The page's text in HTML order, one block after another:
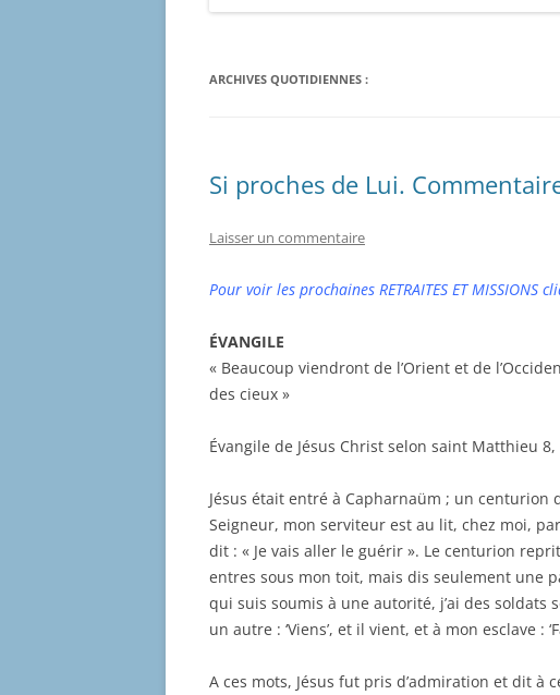
ARCHIVES QUOTIDIENNES :
Si proches de Lui.
Laisser un commentaire
Pour voir les prochaines RETRAITES ET MISSIONS
ÉVANGILE
« Beaucoup viendront de l’Orient et de
des cieux »
Évangile de Jésus Christ selon saint Matthieu 8,
Jésus était entré à Capharnaüm ; un centurion
Seigneur, mon serviteur est au lit, chez moi,
dit : « Je vais aller le guérir ». Le centurion
entres sous mon toit, mais dis seulement une
qui suis soumis à une autorité, j’ai des soldats
un autre : ‘Viens’, et il vient, et à mon esclave :
A ces mots, Jésus fut pris d’admiration et dit à